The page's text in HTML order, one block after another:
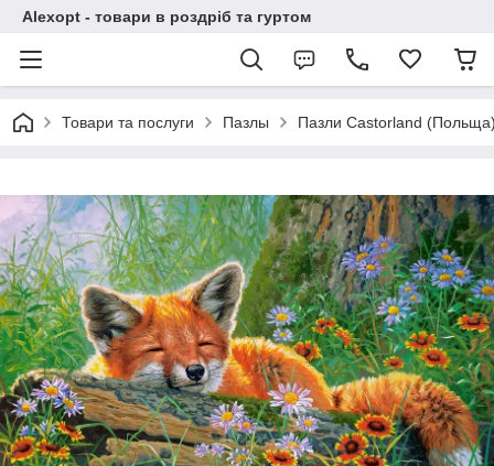
Alexopt - товари в роздріб та гуртом
Товари та послуги Пазлы Пазли Castorland